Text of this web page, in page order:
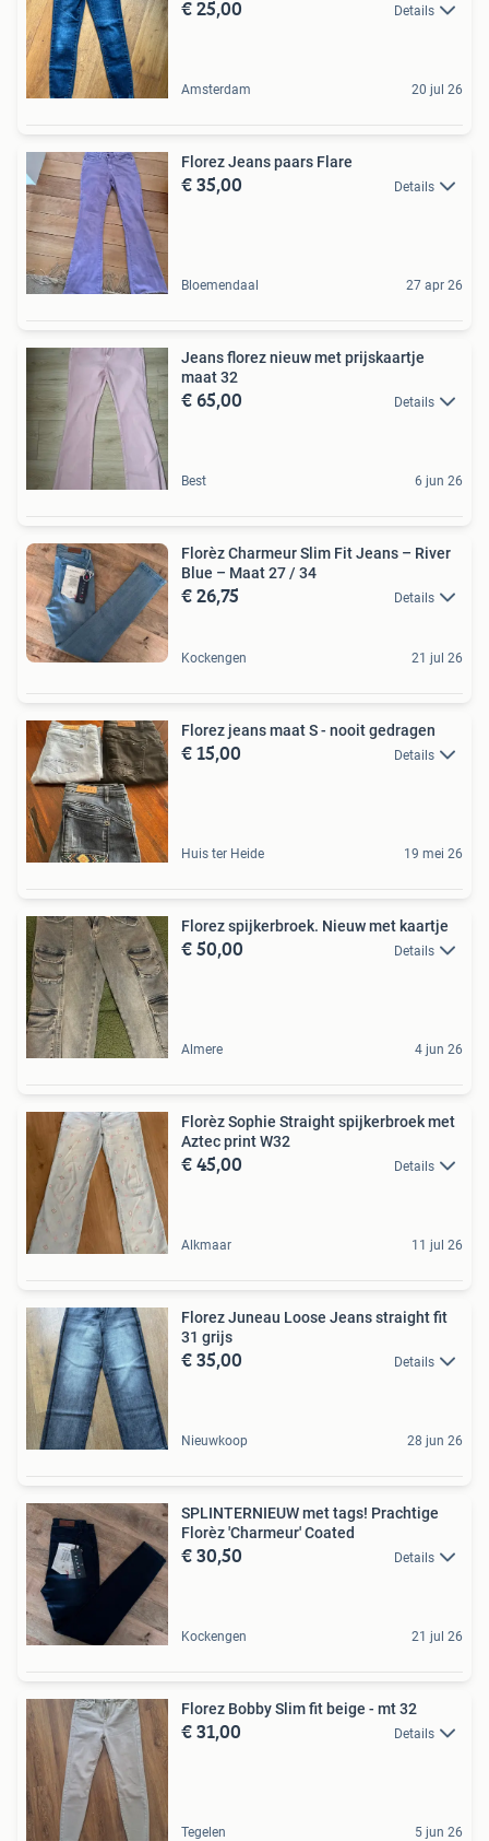
€ 25,00 Details
Amsterdam 20 jul 26
Florez Jeans paars Flare
€ 35,00 Details
Bloemendaal 27 apr 26
Jeans florez nieuw met prijskaartje
maat 32
€ 65,00 Details
Best 6 jun 26
Florèz Charmeur Slim Fit Jeans – River
Blue – Maat 27 / 34
€ 26,75 Details
Kockengen 21 jul 26
Florez jeans maat S - nooit gedragen
€ 15,00 Details
Huis ter Heide 19 mei 26
Florez spijkerbroek. Nieuw met kaartje
€ 50,00 Details
Almere 4 jun 26
Florèz Sophie Straight spijkerbroek met
Aztec print W32
€ 45,00 Details
Alkmaar 11 jul 26
Florez Juneau Loose Jeans straight fit
31 grijs
€ 35,00 Details
Nieuwkoop 28 jun 26
SPLINTERNIEUW met tags! Prachtige
Florèz 'Charmeur' Coated
€ 30,50 Details
Kockengen 21 jul 26
Florez Bobby Slim fit beige - mt 32
€ 31,00 Details
Tegelen 5 jun 26